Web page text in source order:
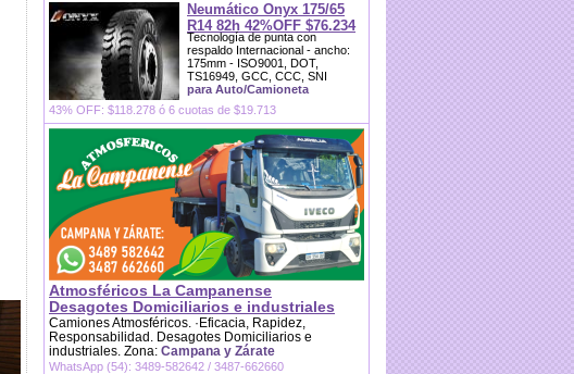
Neumático Onyx 175/65
R14 82h 42%OFF $76.234
Tecnología de punta con
respaldo Internacional - ancho:
175mm - ISO9001, DOT,
TS16949, GCC, CCC, SNI
para Auto/Camioneta
43% OFF: $118.278 ó 6 cuotas de $19.713
Atmosféricos La Campanense
Desagotes Domiciliarios e industriales
Camiones Atmosféricos. ·Eficacia, Rapidez,
Responsabilidad. Desagotes Domiciliarios e
industriales. Zona: Campana y Zárate
WhatsApp (54): 3489-582642 / 3487-662660